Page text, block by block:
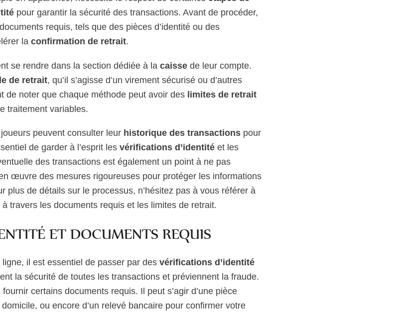
pour garantir la sécurité des transactions. Avant de procéder,
requis, tels que des pièces d’identité ou des
la confirmation de retrait.
se rendre dans la section dédiée à la caisse de leur compte.
de retrait, qu’il s’agisse d’un virement sécurisé ou d’autres
de noter que chaque méthode peut avoir des limites de retrait
traitement variables.
peuvent consulter leur historique des transactions pour
de garder à l’esprit les vérifications d’identité et les
des transactions est également un point à ne pas
œuvre des mesures rigoureuses pour protéger les informations
plus de détails sur le processus, n’hésitez pas à vous référer à
travers les documents requis et les limites de retrait.
ET DOCUMENTS REQUIS
il est essentiel de passer par des vérifications d’identité
la sécurité de toutes les transactions et préviennent la fraude.
certains documents requis. Il peut s’agir d’une pièce
ou encore d’un relevé bancaire pour confirmer votre